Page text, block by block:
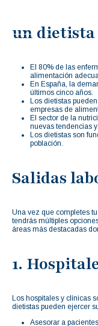
un dietista
El 80% de las
alimentación
En España, la
últimos cinco años.
Los dietistas
empresas de
El sector de la
nuevas tendencias
Los dietistas son
población.
Salidas
Una vez que completes
tendrás múltiples
áreas más destacadas
1.
Los hospitales y clínicas
dietistas pueden ejercer
Asesorar a